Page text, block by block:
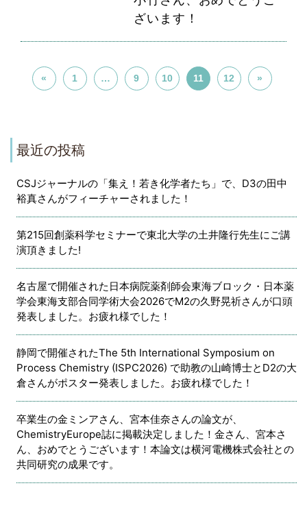
ざいます！
« 1 … 9 10 11 12 »
最近の投稿
CSJジャーナルの「集え！若き化学者たち」で、D3の田中
裕真さんがフィーチャーされました！
第215回創薬科学セミナーで東北大学の土井隆行先生にご講
演頂きました!
名古屋で開催された日本病院薬剤師会東海ブロック・日本薬
学会東海支部合同学術大会2026でM2の久野晃祈さんが口頭
発表しました。お疲れ様でした！
静岡で開催されたThe 5th International Symposium on
Process Chemistry (ISPC2026) で助教の山崎博士とD2の大
倉さんがポスター発表しました。お疲れ様でした！
卒業生の金ミンアさん、宮本佳奈さんの論文が、
ChemistryEurope誌に掲載決定しました！金さん、宮本さ
ん、おめでとうございます！本論文は横河電機株式会社との
共同研究の成果です。